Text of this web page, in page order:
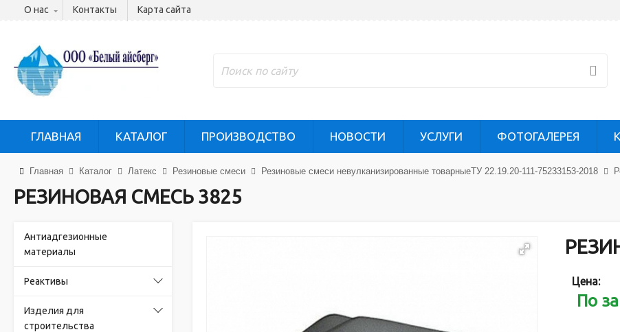
О нас Контакты Карта сайта
ГЛАВНАЯ КАТАЛОГ ПРОИЗВОДСТВО НОВОСТИ УСЛУГИ ФОТОГАЛЕРЕЯ
Главная Каталог Латекс Резиновые смеси Резиновые смеси невулканизированные товарныеТУ 22.19.20-111-75233153-2018
РЕЗИНОВАЯ СМЕСЬ 3825
Антиадгезионные
материалы
Реактивы
Изделия для
строительства
Цена:
По